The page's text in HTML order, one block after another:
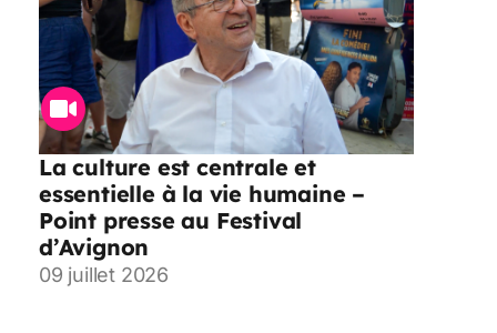
La culture est centrale et
essentielle à la vie humaine –
Point presse au Festival
d’Avignon
09 juillet 2026